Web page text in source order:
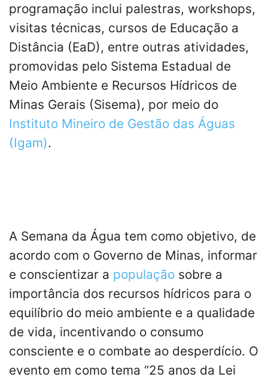
programação inclui palestras, workshops,
visitas técnicas, cursos de Educação a
Distância (EaD), entre outras atividades,
promovidas pelo Sistema Estadual de
Meio Ambiente e Recursos Hídricos de
Minas Gerais (Sisema), por meio do
Instituto Mineiro de Gestão das Águas
(Igam).
A Semana da Água tem como objetivo, de
acordo com o Governo de Minas, informar
e conscientizar a população sobre a
importância dos recursos hídricos para o
equilíbrio do meio ambiente e a qualidade
de vida, incentivando o consumo
consciente e o combate ao desperdício. O
evento em como tema “25 anos da Lei